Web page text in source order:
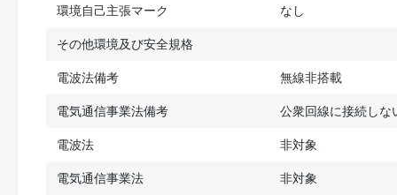
環境自己主張マーク
なし
その他環境及び安全規格
電波法備考
無線非搭載
電気通信事業法備考
公衆回線に接続しな
電波法
非対象
電気通信事業法
非対象